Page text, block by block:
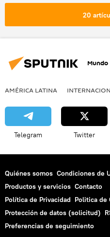
Fondo Monetario Internacional
20
Mundo
AMÉRICA LATINA
Telegram Twitter
Quiénes somos Condiciones de
Productos y servicios Contacto
Política de Privacidad Politica de
Protección de datos (solicitud)
Preferencias de seguimiento